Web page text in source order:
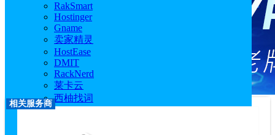
RakSmart
Hostinger
Gname
卖家精灵
HostEase
DMIT
RackNerd
莱卡云
西柚找词
FastMoss
相关服务商